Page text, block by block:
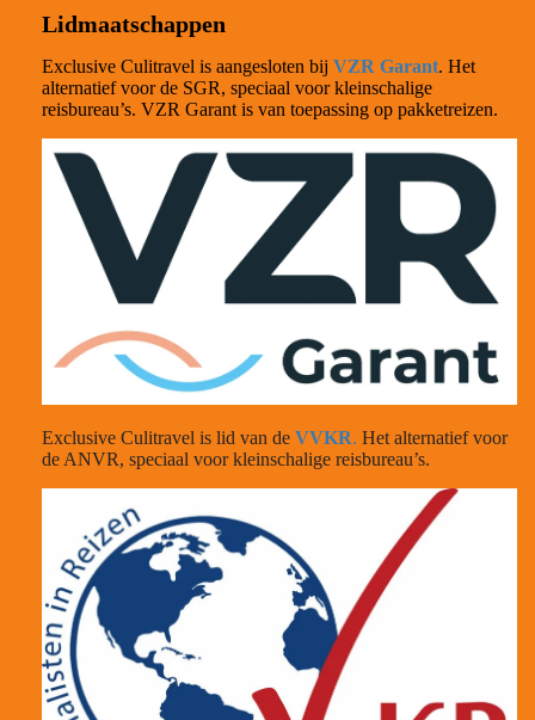
Lidmaatschappen
Exclusive Culitravel is aangesloten bij VZR Garant. Het
alternatief voor de SGR, speciaal voor kleinschalige
reisbureau’s. VZR Garant is van toepassing op pakketreizen.
Exclusive Culitravel is lid van de VVKR. Het alternatief voor
de ANVR, speciaal voor kleinschalige reisbureau’s.